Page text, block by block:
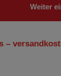
Weiter
–